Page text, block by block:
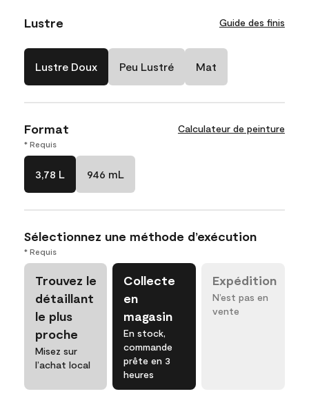
Lustre Guide des finis
Lustre Doux Peu Lustré Mat
Format Calculateur de peinture
* Requis
3,78 L 946 mL
Sélectionnez une méthode d’exécution
* Requis
Trouvez le
détaillant
le plus
proche
Misez sur
l’achat local
Collecte
en
magasin
En stock,
commande
prête en 3
heures
Expédition
N’est pas en
vente